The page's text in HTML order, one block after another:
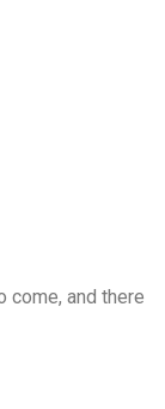
come, and there